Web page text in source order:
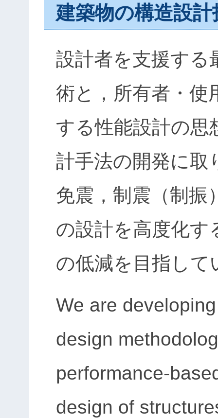
建築物の構造設
設計者を支援する
術と，所有者・使
する性能設計の思
計手法の開発に取
免震，制震（制振
の設計を高度化す
の低減を目指して
We are
design
performance-
design of